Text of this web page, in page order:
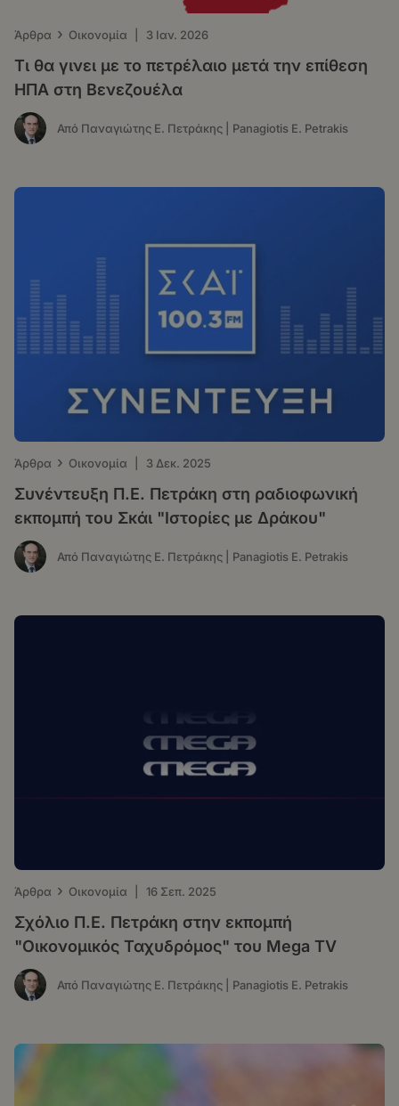
Άρθρα › Οικονομία 3 Ιαν. 2026
Τι θα γινει με το πετρέλαιο μετά την επίθεση
ΗΠΑ στη Βενεζουέλα
Από Παναγιώτης Ε. Πετράκης | Panagiotis E. Petrakis
Άρθρα › Οικονομία 3 Δεκ. 2025
Συνέντευξη Π.Ε. Πετράκη στη ραδιοφωνική
εκπομπή του Σκάι "Ιστορίες με Δράκου"
Από Παναγιώτης Ε. Πετράκης | Panagiotis E. Petrakis
Άρθρα › Οικονομία 16 Σεπ. 2025
Σχόλιο Π.Ε. Πετράκη στην εκπομπή
"Οικονομικός Ταχυδρόμος" του Μega TV
Από Παναγιώτης Ε. Πετράκης | Panagiotis E. Petrakis